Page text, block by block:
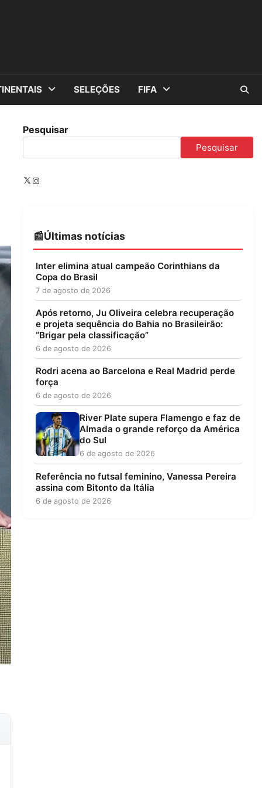
SELEÇÕES FIFA
Pesquisar
Pesquisar
X Instagram
Últimas notícias
Inter elimina atual campeão Corinthians da
Copa do Brasil
7 de agosto de 2026
Após retorno, Ju Oliveira celebra recuperação
e projeta sequência do Bahia no Brasileirão:
“Brigar pela classificação”
6 de agosto de 2026
Rodri acena ao Barcelona e Real Madrid perde
força
6 de agosto de 2026
River Plate supera Flamengo e faz de
Almada o grande reforço da América
do Sul
6 de agosto de 2026
Referência no futsal feminino, Vanessa Pereira
assina com Bitonto da Itália
6 de agosto de 2026